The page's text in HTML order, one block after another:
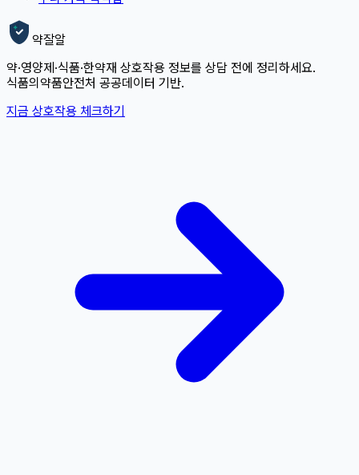
약잘알
약·영양제·식품·한약재 상호작용 정보를 상담 전에 정리하세요.
식품의약품안전처 공공데이터 기반.
지금 상호작용 체크하기